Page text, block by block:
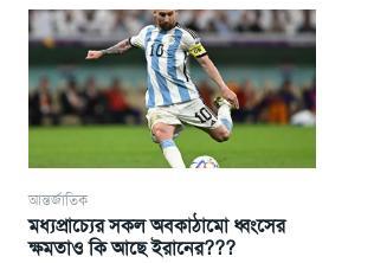
আন্তর্জাতিক
মধ্যপ্রাচ্যের সকল অবকাঠামো ধ্বংসের
ক্ষমতাও কি আছে ইরানের???